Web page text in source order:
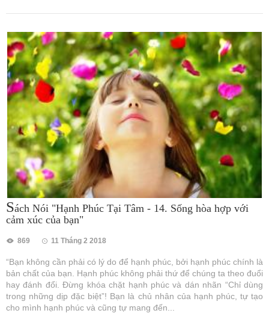
Sách Nói "Hạnh Phúc Tại Tâm - 14. Sống hòa hợp với
cảm xúc của bạn"
869 11 Tháng 2 2018
“Bạn không cần phải có lý do để hạnh phúc, bởi hạnh phúc chính là
bản chất của bạn. Hạnh phúc không phải thứ để chúng ta theo đuổi
hay đánh đổi. Đừng khóa chặt hạnh phúc và dán nhãn “Chỉ dùng
trong những dịp đặc biệt”! Bạn là chủ nhân của hạnh phúc, tự tạo
cho mình hạnh phúc và cũng tự mang đến...